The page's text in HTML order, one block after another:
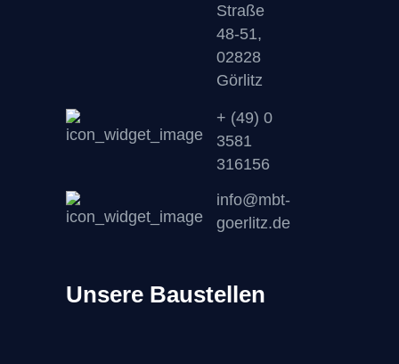
Straße
48-51,
02828
Görlitz
+ (49) 0
3581
316156
info@mbt-
goerlitz.de
Unsere Baustellen